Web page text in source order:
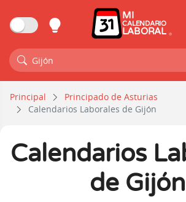
MI
CALENDARIO
LABORAL
Gijón
Principal
Principado de Asturias
Calendarios Laborales de Gijón
Calendarios
de Gijón